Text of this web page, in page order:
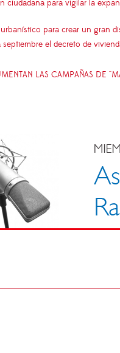
ciudadana para vigilar la
para crear un gran
el decreto de
LAS CAMPAÑAS DE